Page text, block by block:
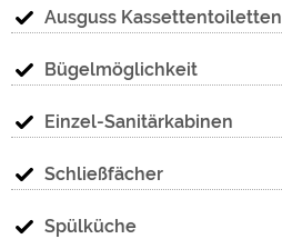
Ausguss Kassettentoiletten
Bügelmöglichkeit
Einzel-Sanitärkabinen
Schließfächer
Spülküche